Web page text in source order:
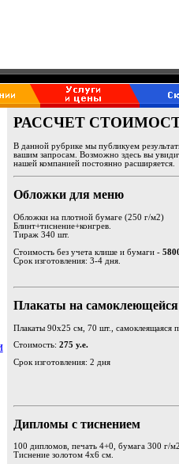
РАССЧЕТ
В данной рубрике мы публикуем
вашим запросам. Возможно здесь вы
нашей компанией постоянно расширяется.
Обложки для меню
Обложки на плотной бумаге (250 г/м2)
Блинт+тиснение+конгрев.
Тираж 340 шт.
Стоимость без учета клише и бумаги -
Срок изготовления: 3-4 дня.
Плакаты на самоклеющейся
Плакаты 90х25 см, 70 шт., самоклеящаяся
Стоимость: 275 у.е.
Срок изготовления: 2 дня
Дипломы с тиснением
100 дипломов, печать 4+0, бумага 300 г/
Тиснение золотом 4х6 см.